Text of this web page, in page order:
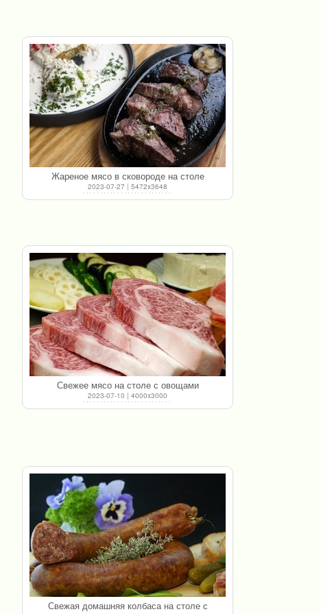
Жареное мясо в сковороде на столе
2023-07-27 | 5472x3648
Свежее мясо на столе с овощами
2023-07-10 | 4000x3000
Свежая домашняя колбаса на столе с